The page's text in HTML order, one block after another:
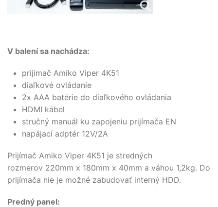
V balení sa nachádza:
prijímač Amiko Viper 4K51
diaľkové ovládanie
2x AAA batérie do diaľkového ovládania
HDMI kábel
stručný manuál ku zapojeniu prijímača EN
napájací adptér 12V/2A
Prijímač Amiko Viper 4K51 je stredných
rozmerov 220mm x 180mm x 40mm a váhou 1,2kg. Do
prijímača nie je možné zabudovať interný HDD.
Predný panel: